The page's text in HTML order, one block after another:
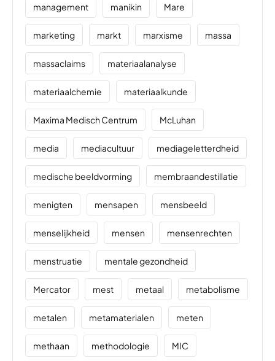
management manikin Mare
marketing markt marxisme massa
massaclaims materiaalanalyse
materiaalchemie materiaalkunde
Maxima Medisch Centrum McLuhan
media mediacultuur mediageletterdheid
medische beeldvorming membraandestillatie
menigten mensapen mensbeeld
menselijkheid mensen mensenrechten
menstruatie mentale gezondheid
Mercator mest metaal metabolisme
metalen metamaterialen meten
methaan methodologie MIC